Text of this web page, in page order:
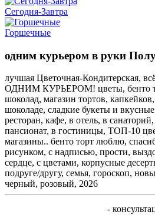
Сегодня-Завтра
Горшечные
одним курьером в руки
лучшая Цветочная-Кондитерская,
ОДНИМ КУРЬЕРОМ! цветы, бенто
шоколад, магазин тортов,
шоколаде, сладкие букеты и
ресторан, кафе, в отель, в
пансионат, в гостиницы, ТОП-10
магазины.. бенто торт люблю,
рисунком, с надписью, прости,
сердце, с цветами, корпусные
подруге/другу, семья, гороскоп,
черный, розовый, 2026
-